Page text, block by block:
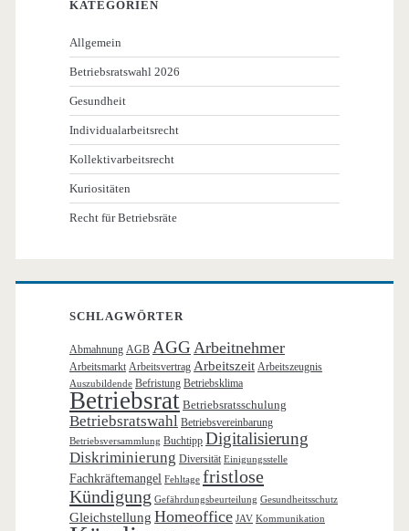
KATEGORIEN
Allgemein
Betriebsratswahl 2026
Gesundheit
Individualarbeitsrecht
Kollektivarbeitsrecht
Kuriositäten
Recht für Betriebsräte
SCHLAGWÖRTER
Abmahnung AGB AGG Arbeitnehmer
Arbeitsmarkt Arbeitsvertrag Arbeitszeit Arbeitszeugnis
Auszubildende Befristung Betriebsklima
Betriebsrat Betriebsratsschulung
Betriebsratswahl Betriebsvereinbarung
Betriebsversammlung Buchtipp Digitalisierung
Diskriminierung Diversität Einigungsstelle
Fachkräftemangel Fehltage fristlose
Kündigung Gefährdungsbeurteilung Gesundheitsschutz
Gleichstellung Homeoffice JAV Kommunikation